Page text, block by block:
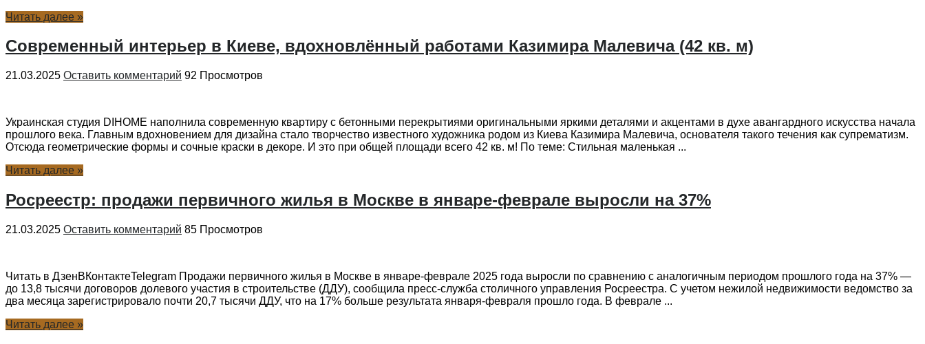
Читать далее »
Современный интерьер в Киеве, вдохновлённый работами Казимира Малевича (42 кв. м)
21.03.2025 Оставить комментарий 92 Просмотров
Украинская студия DIHOME наполнила современную квартиру с бетонными перекрытиями оригинальными яркими деталями и акцентами в духе авангардного искусства начала
прошлого века. Главным вдохновением для дизайна стало творчество известного художника родом из Киева Казимира Малевича, основателя такого течения как супрематизм.
Отсюда геометрические формы и сочные краски в декоре. И это при общей площади всего 42 кв. м! По теме: Стильная маленькая ...
Читать далее »
Росреестр: продажи первичного жилья в Москве в январе-феврале выросли на 37%
21.03.2025 Оставить комментарий 85 Просмотров
Читать в ДзенВКонтактеTelegram Продажи первичного жилья в Москве в январе-феврале 2025 года выросли по сравнению с аналогичным периодом прошлого года на 37% —
до 13,8 тысячи договоров долевого участия в строительстве (ДДУ), сообщила пресс-служба столичного управления Росреестра. С учетом нежилой недвижимости ведомство за
два месяца зарегистрировало почти 20,7 тысячи ДДУ, что на 17% больше результата января-февраля прошло года. В феврале ...
Читать далее »